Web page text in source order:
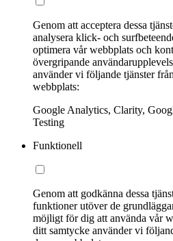
Genom att acceptera dessa
analysera klick- och
optimera vår webbplats och
övergripande
använder vi följande tjänster
webbplats:
Google Analytics, Clarity,
Testing
Funktionell
Genom att godkänna dessa
funktioner utöver de
möjligt för dig att använda vår
ditt samtycke använder vi